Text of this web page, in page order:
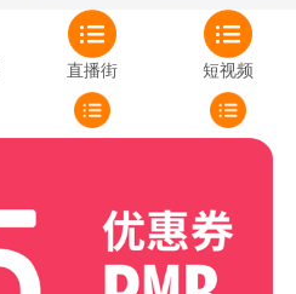
直播街 短视频